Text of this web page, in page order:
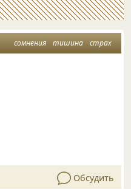
сомнения тишина страх
Обсудить